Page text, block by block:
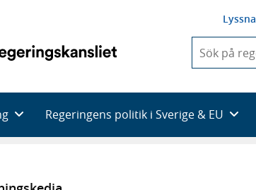
Lyssna
du
skriva
framträder
en
Regeringens politik i Sverige & EU